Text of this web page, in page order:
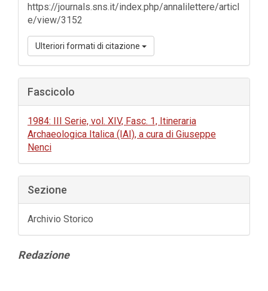
https://journals.sns.it/index.php/annalilettere/articl
e/view/3152
Ulteriori formati di citazione
Fascicolo
1984: III Serie, vol. XIV, Fasc. 1, Itineraria
Archaeologica Italica (IAI), a cura di Giuseppe
Nenci
Sezione
Archivio Storico
Contenuto
Redazione